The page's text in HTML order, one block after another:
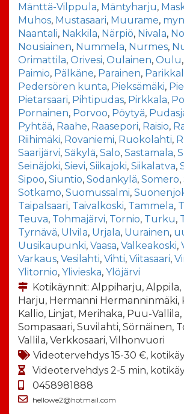
Mänttä-Vilppula, Mäntyharju,
Muhos, Mustasaari, Muurame,
Naantali, Nakkila, Närpiö, Nivala,
Nousiainen, Nummela, Nurmes,
Orimattila, Orivesi, Oulainen, Oulu,
Paimio, Pälkäne, Parainen,
Pedersören kunta, Pieksämäki,
Pietarsaari, Pihtipudas, Pirkkala,
Pornainen, Porvoo, Pöytyä,
Pyhtää, Raahe, Raasepori, Raisio,
Riihimäki, Rovaniemi, Ruokolahti,
Saarijärvi, Säkylä, Salo, Sastamala,
Seinäjoki, Sievi, Siikajoki, Siikalatva,
Sipoo, Siuntio, Sodankylä, Somero,
Sotkamo, Suomussalmi,
Taipalsaari, Taivalkoski, Tammela,
Teuva, Tohmajärvi, Tornio, Turku,
Tyrnävä, Ulvila, Urjala, Uurainen,
Uusikaupunki, Vaasa, Valkeakoski,
Varkaus, Vesilahti, Vihti, Viitasaari,
Ylitornio, Ylivieska, Ylöjärvi
Kotikäynnit: Alppiharju, Alppila,
Harju, Hermanni Hermanninmäki,
Kallio, Linjat, Merihaka, Puu-Vallila,
Sompasaari, Suvilahti, Sörnäinen,
Vallila, Verkkosaari, Vilhonvuori
Videotervehdys 15-30 €,
Videotervehdys 2-5 min,
0458981888
hellowe2@hotmail.com